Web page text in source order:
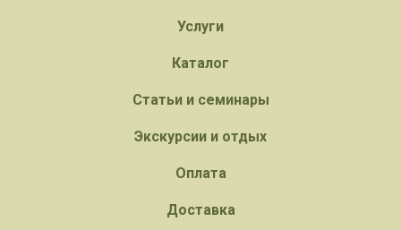
Услуги
Каталог
Статьи и семинары
Экскурсии и отдых
Оплата
Доставка